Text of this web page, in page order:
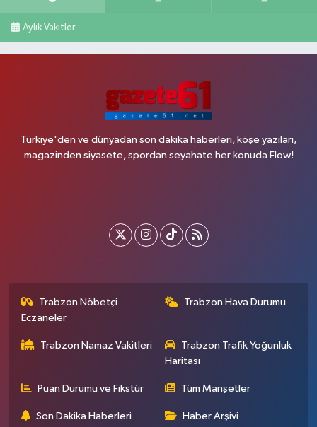
Aylık Vakitler
Türkiye'den ve dünyadan son dakika haberleri, köşe yazıları,
magazinden siyasete, spordan seyahate her konuda Flow!
Trabzon Nöbetçi
Eczaneler
Trabzon Hava Durumu
Trabzon Namaz Vakitleri
Trabzon Trafik Yoğunluk
Haritası
Puan Durumu ve Fikstür Tüm Manşetler
Son Dakika Haberleri Haber Arşivi